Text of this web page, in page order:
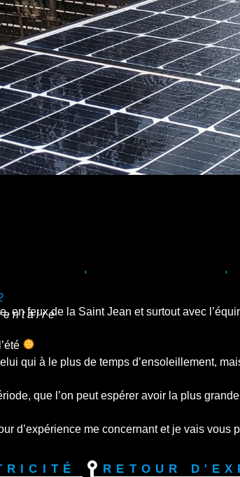
Retour
en feux de la Saint Jean et surtout avec
qui à le plus de temps d’ensoleillement,
que l’on peut espérer avoir la plus
d’expérience me concernant et je vais